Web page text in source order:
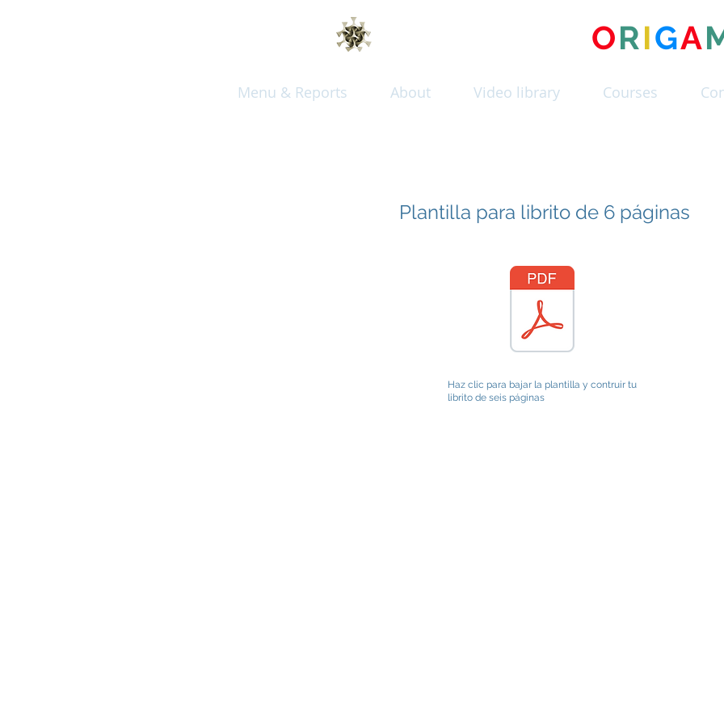
ORIGA
Menu & Reports About Video library Courses
Plantilla para librito de 6 páginas
Haz clic para bajar la plantilla y contruir tu
librito de seis páginas